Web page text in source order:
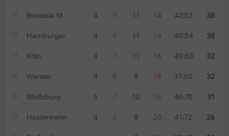
12 Borussia M 34 9 11 14 42:53 38
13 Hamburger 34 9 11 14 40:54 38
14 Köln 34 7 11 16 49:63 32
15 Werder 34 8 8 18 37:60 32
16 Wolfsburg 36 7 10 19 46:70 31
17 Heidenheim 34 6 8 20 41:72 26